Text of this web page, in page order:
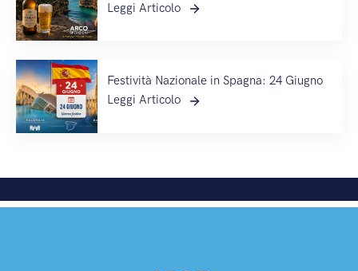
Leggi Articolo
Festività Nazionale in Spagna: 24 Giugno
Leggi Articolo